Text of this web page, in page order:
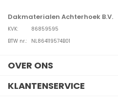
Dakmaterialen Achterhoek B.V.
KVK:
86859595
BTW nr.:
NL864119574B01
OVER ONS
Ons team
KLANTENSERVICE